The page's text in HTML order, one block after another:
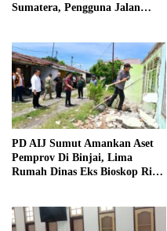
Sumatera, Pengguna Jalan
PD AIJ Sumut Amankan Aset
Pemprov Di Binjai, Lima
Rumah Dinas Eks Bioskop Ria